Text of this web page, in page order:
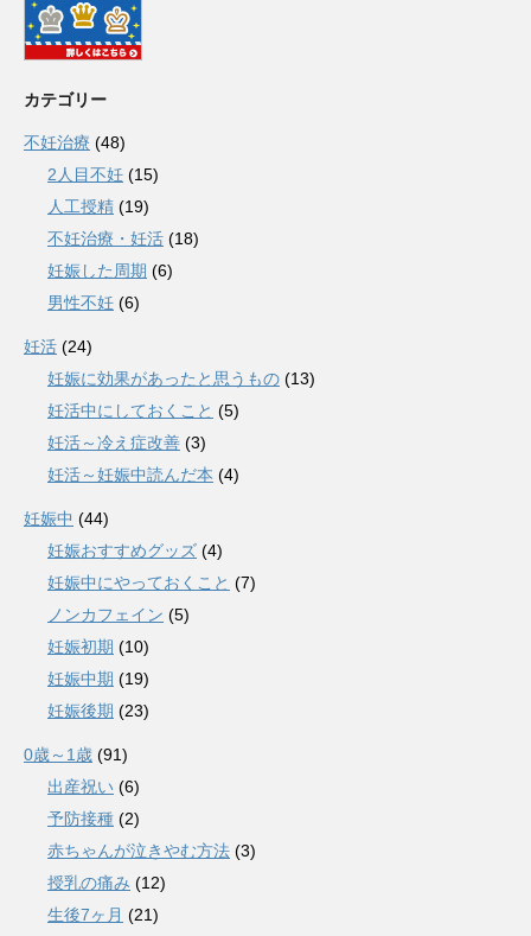
カテゴリー
不妊治療 (48)
2人目不妊 (15)
人工授精 (19)
不妊治療・妊活 (18)
妊娠した周期 (6)
男性不妊 (6)
妊活 (24)
妊娠に効果があったと思うもの (13)
妊活中にしておくこと (5)
妊活～冷え症改善 (3)
妊活～妊娠中読んだ本 (4)
妊娠中 (44)
妊娠おすすめグッズ (4)
妊娠中にやっておくこと (7)
ノンカフェイン (5)
妊娠初期 (10)
妊娠中期 (19)
妊娠後期 (23)
0歳～1歳 (91)
出産祝い (6)
予防接種 (2)
赤ちゃんが泣きやむ方法 (3)
授乳の痛み (12)
生後7ヶ月 (21)